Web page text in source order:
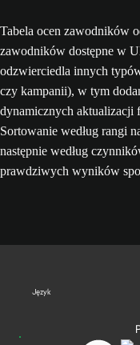
Tabela ocen zawodników
zawodników dostępne w
odzwierciedla innych
czy kampanii), w tym
dynamicznych aktualizacji
Sortowanie według rangi
następnie według
prawdziwych wyników
Język